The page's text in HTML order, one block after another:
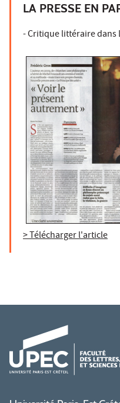
LA PRESSE EN
- Critique littéraire dans
> Télécharger l'article